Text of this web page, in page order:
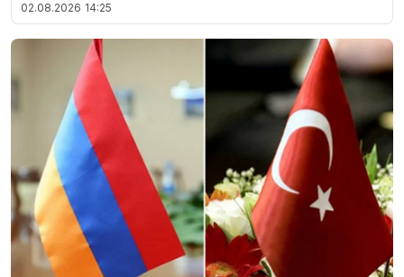
02.08.2026 14:25